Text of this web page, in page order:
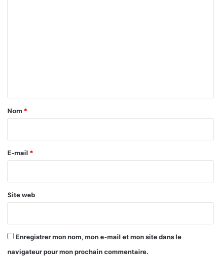
a
e
Nom *
E-mail *
Site web
Enregistrer mon nom, mon e-mail et mon site dans le
navigateur pour mon prochain commentaire.